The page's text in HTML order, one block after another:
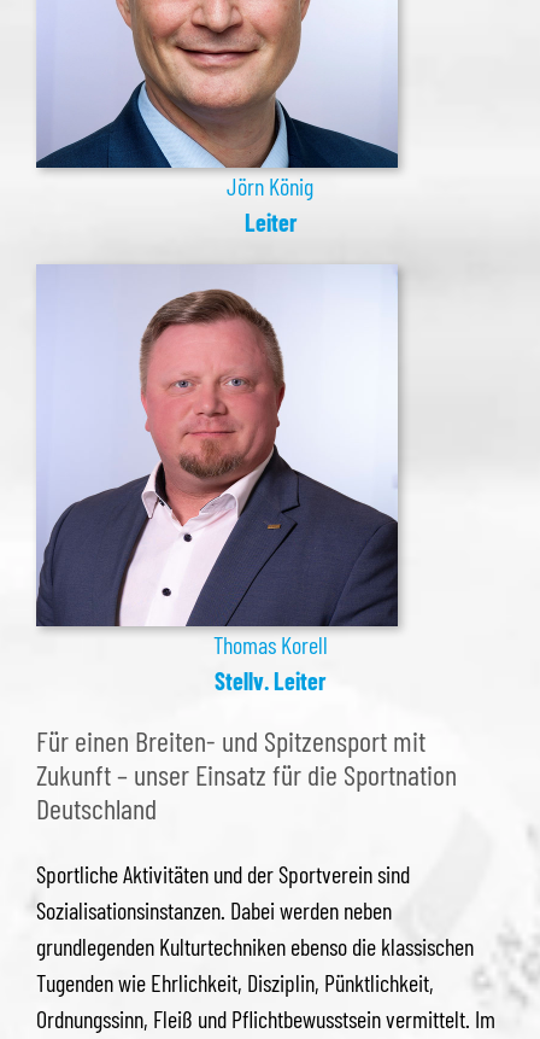
Jörn König
Leiter
Thomas Korell
Stellv. Leiter
Für einen Breiten- und Spitzensport mit
Zukunft – unser Einsatz für die Sportnation
Deutschland
Sportliche Aktivitäten und der Sportverein sind
Sozialisationsinstanzen. Dabei werden neben
grundlegenden Kulturtechniken ebenso die klassischen
Tugenden wie Ehrlichkeit, Disziplin, Pünktlichkeit,
Ordnungssinn, Fleiß und Pflichtbewusstsein vermittelt. Im